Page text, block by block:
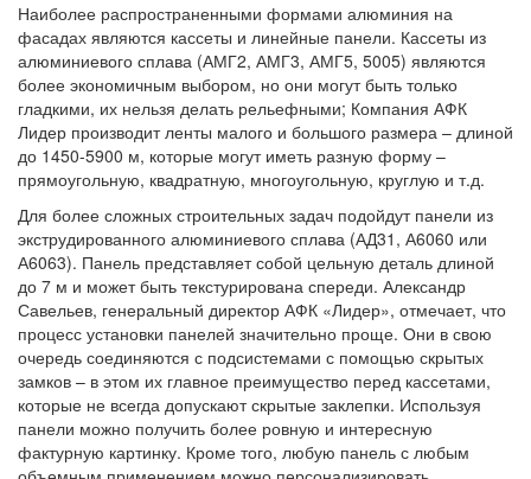
Наиболее распространенными формами алюминия на
фасадах являются кассеты и линейные панели. Кассеты из
алюминиевого сплава (АМГ2, АМГ3, АМГ5, 5005) являются
более экономичным выбором, но они могут быть только
гладкими, их нельзя делать рельефными; Компания АФК
Лидер производит ленты малого и большого размера – длиной
до 1450-5900 м, которые могут иметь разную форму –
прямоугольную, квадратную, многоугольную, круглую и т.д.
Для более сложных строительных задач подойдут панели из
экструдированного алюминиевого сплава (АД31, А6060 или
А6063). Панель представляет собой цельную деталь длиной
до 7 м и может быть текстурирована спереди. Александр
Савельев, генеральный директор АФК «Лидер», отмечает, что
процесс установки панелей значительно проще. Они в свою
очередь соединяются с подсистемами с помощью скрытых
замков – в этом их главное преимущество перед кассетами,
которые не всегда допускают скрытые заклепки. Используя
панели можно получить более ровную и интересную
фактурную картинку. Кроме того, любую панель с любым